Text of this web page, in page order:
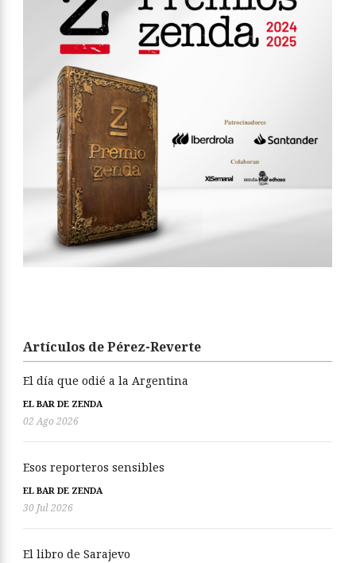
Artículos de Pérez-Reverte
El día que odié a la Argentina
EL BAR DE ZENDA
02 Ago 2026
Esos reporteros sensibles
EL BAR DE ZENDA
30 Jul 2026
El libro de Sarajevo